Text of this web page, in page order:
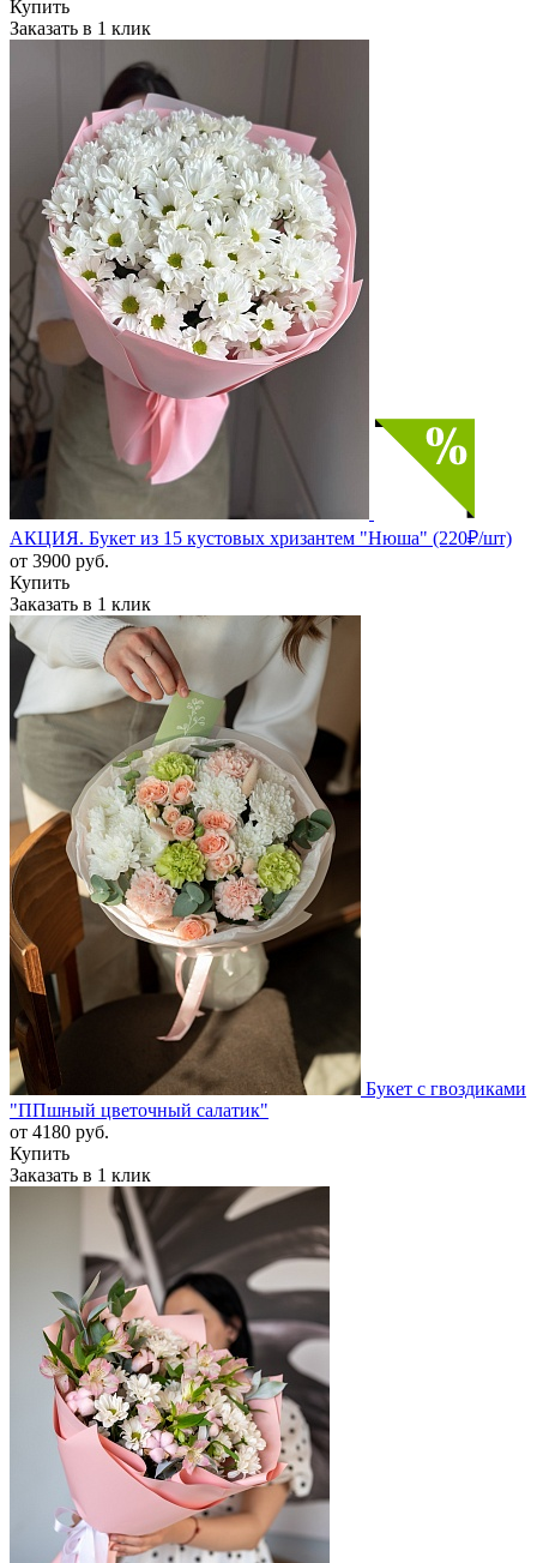
Купить
Заказать в 1 клик
АКЦИЯ. Букет из 15 кустовых хризантем "Нюша" (220₽/шт)
от 3900 руб.
Купить
Заказать в 1 клик
Букет с гвоздиками
"ППшный цветочный салатик"
от 4180 руб.
Купить
Заказать в 1 клик